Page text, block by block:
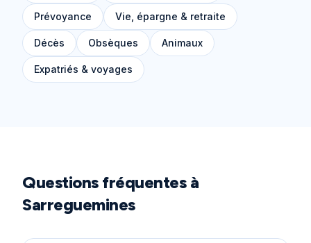
Prévoyance Vie, épargne & retraite
Décès Obsèques Animaux
Expatriés & voyages
Questions fréquentes à
Sarreguemines